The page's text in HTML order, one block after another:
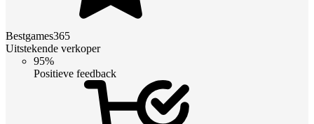
Bestgames365
Uitstekende verkoper
95%
Positieve feedback